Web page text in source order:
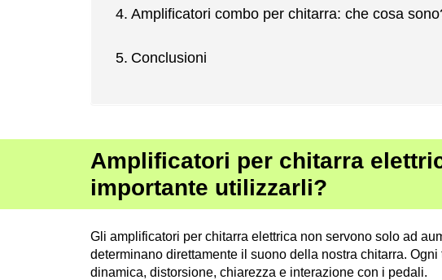
Amplificatori combo per chitarra: che cosa
Conclusioni
Amplificatori per chitarra
importante utilizzarli?
Gli amplificatori per chitarra elettrica non servono solo ad
determinano direttamente il suono della nostra chitarra.
dinamica, distorsione, chiarezza e interazione con i pedali.